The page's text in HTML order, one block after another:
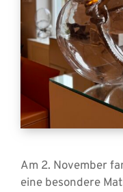
Am 2. November
eine besondere